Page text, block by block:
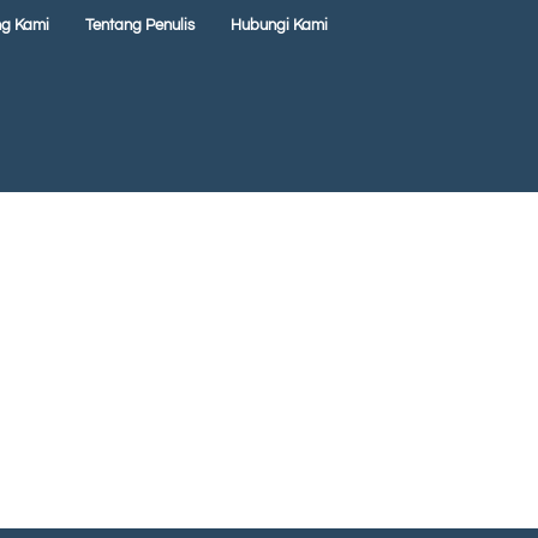
Kami Tentang Penulis Hubungi Kami